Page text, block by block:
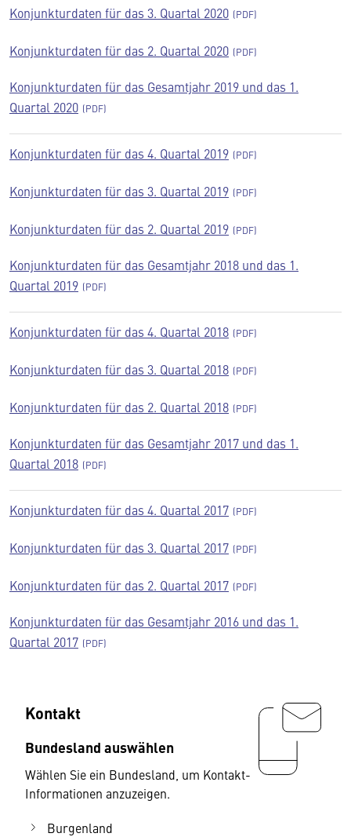
Konjunkturdaten für das 3. Quartal 2020
Konjunkturdaten für das 2. Quartal 2020
Konjunkturdaten für das Gesamtjahr 2019 und das 1.
Quartal 2020
Konjunkturdaten für das 4. Quartal 2019
Konjunkturdaten für das 3. Quartal 2019
Konjunkturdaten für das 2. Quartal 2019
Konjunkturdaten für das Gesamtjahr 2018 und das 1.
Quartal 2019
Konjunkturdaten für das 4. Quartal 2018
Konjunkturdaten für das 3. Quartal 2018
Konjunkturdaten für das 2. Quartal 2018
Konjunkturdaten für das Gesamtjahr 2017 und das 1.
Quartal 2018
Konjunkturdaten für das 4. Quartal 2017
Konjunkturdaten für das 3. Quartal 2017
Konjunkturdaten für das 2. Quartal 2017
Konjunkturdaten für das Gesamtjahr 2016 und das 1.
Quartal 2017
Kontakt
Bundesland auswählen
Wählen Sie ein Bundesland, um Kontakt-
Informationen anzuzeigen.
Burgenland